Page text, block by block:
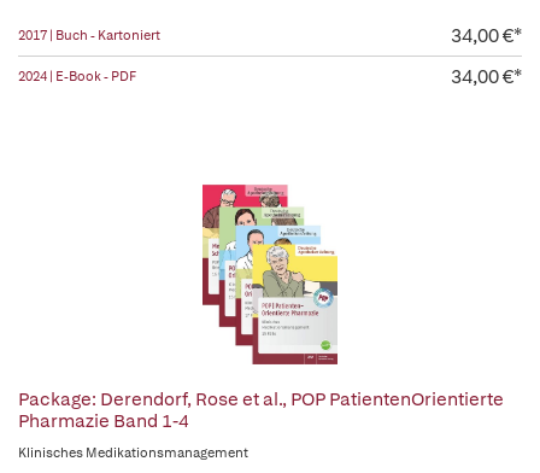
2017 | Buch - Kartoniert 34,00 €*
2024 | E-Book - PDF 34,00 €*
Package: Derendorf, Rose et al., POP PatientenOrientierte
Pharmazie Band 1-4
Klinisches Medikationsmanagement